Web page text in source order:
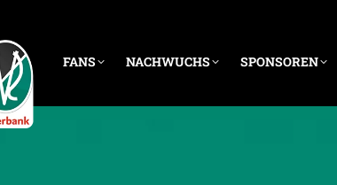
FANS NACHWUCHS SPONSOREN